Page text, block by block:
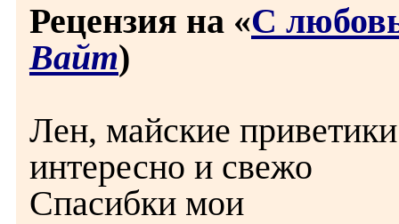
Рецензия на «С
Вайт)
Лен, майские приветики
интересно и свежо
Спасибки мои